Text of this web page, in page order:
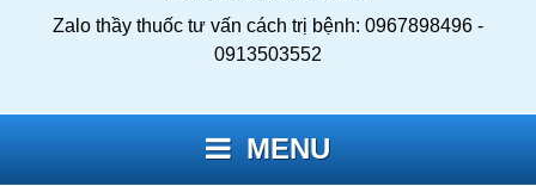
Zalo thầy thuốc tư vấn cách trị bệnh: 0967898496 -
0913503552
MENU